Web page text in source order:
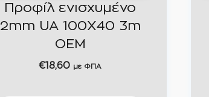
Προφίλ ενισχυμένο
2mm UA 100X40 3m
ΟΕΜ
€18,60 με ΦΠΑ